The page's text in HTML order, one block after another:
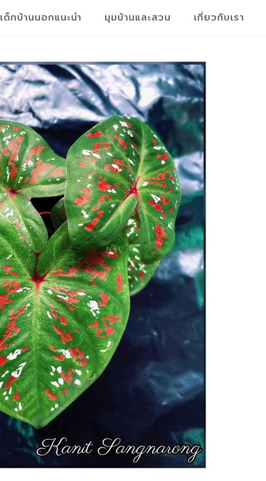
เด็กบ้านนอกแนะนำ มุมบ้านและสวน เกี่ยวกับเรา